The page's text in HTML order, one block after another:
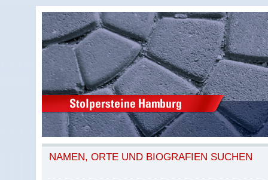
NAMEN, ORTE UND BIOGRAFIEN SUCHEN